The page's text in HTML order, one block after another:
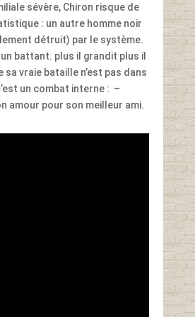
sévère, Chiron risque de
: un autre homme noir
détruit) par le système.
battant. plus il grandit plus il
sa vraie bataille n’est pas dans
un combat interne : –
amour pour son meilleur ami.